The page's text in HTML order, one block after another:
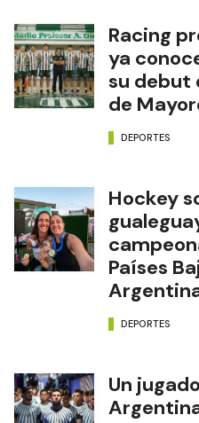
Racing
ya
su debut
de
DEPORTES
Hockey
Países
DEPORTES
Un